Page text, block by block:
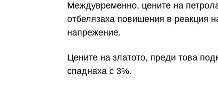
Междувременно, цените на
отбелязаха повишения в реакция
напрежение.
Цените на златото, преди това
спаднаха с 3%.